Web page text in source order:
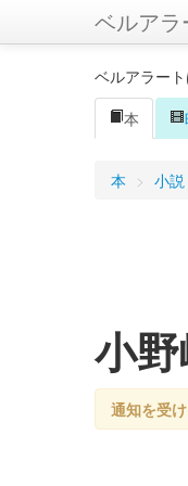
ベルアラ
ベルアラー
本
本 > 小説
小
通知を受